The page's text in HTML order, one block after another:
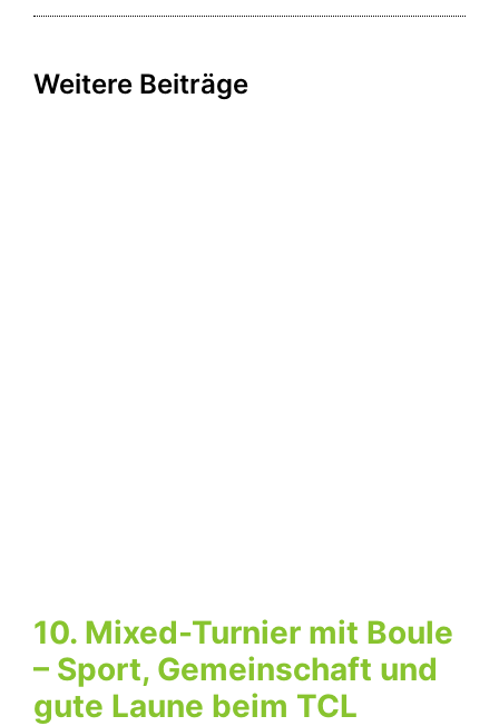
Weitere Beiträge
10. Mixed-Turnier mit Boule
– Sport, Gemeinschaft und
gute Laune beim TCL